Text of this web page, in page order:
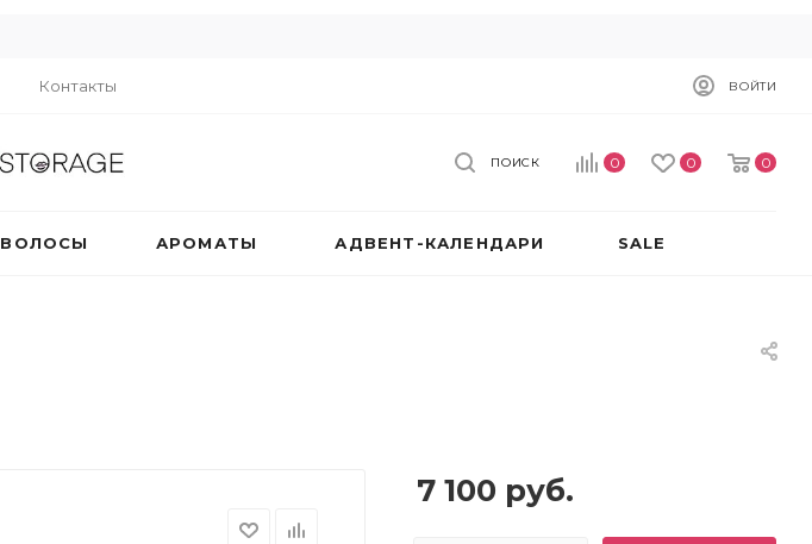
Контакты ВОЙТИ
0 0 0
ПОИСК
ВОЛОСЫ АРОМАТЫ АДВЕНТ-КАЛЕНДАРИ SALE
7 100 руб.